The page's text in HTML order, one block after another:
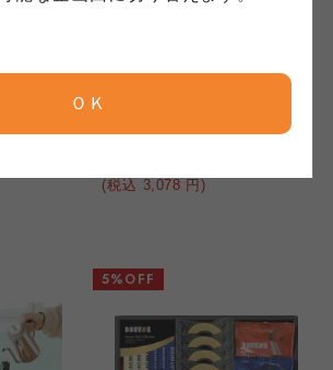
ＯＫ
ップオ
キャラバンコーヒー&ス
(税込 3,078 円)
5%OFF
ならコープ
おおさかパルコープ
大阪いずみ市民生協
ならコープ
よどがわ市民生協
大阪いずみ市民生協
ならコープ
おおさかパルコープ
大阪いずみ市民生協